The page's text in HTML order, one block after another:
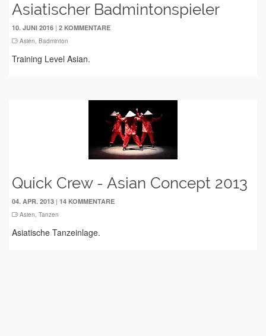
Asiatischer Badmintonspieler
10. JUNI 2016 | 2 KOMMENTARE
Asien, Badminton
Training Level Asian.
Quick Crew - Asian Concept 2013
04. APR. 2013 | 14 KOMMENTARE
Asien, Tanzen
Asiatische Tanzeinlage.